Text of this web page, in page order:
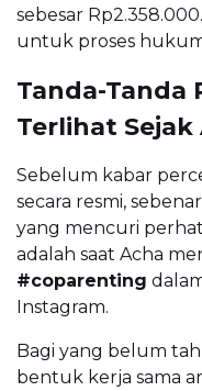
sebesar
untuk proses
Tanda-Tanda
Terlihat Sejak
Sebelum kabar
secara resmi,
yang mencuri
adalah saat Acha
#coparenting
Instagram.
Bagi yang belum
bentuk kerja sama